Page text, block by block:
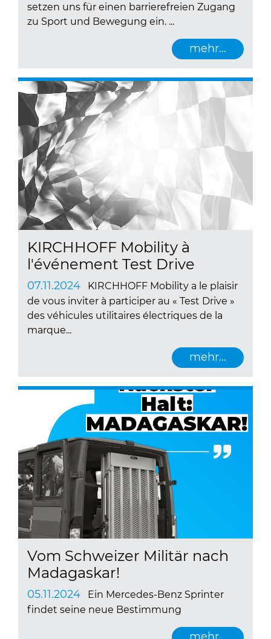
setzen uns für einen barrierefreien Zugang
zu Sport und Bewegung ein. ...
mehr...
KIRCHHOFF Mobility à
l'événement Test Drive
07.11.2024
KIRCHHOFF Mobility a le plaisir
de vous inviter à participer au « Test Drive »
des véhicules utilitaires électriques de la
marque...
mehr...
Vom Schweizer Militär nach
Madagaskar!
05.11.2024
Ein Mercedes-Benz Sprinter
findet seine neue Bestimmung